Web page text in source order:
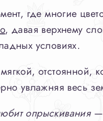
где многие
, давая верхнему
условиях.
отстоянной,
увлажняя весь
опрыскивания—